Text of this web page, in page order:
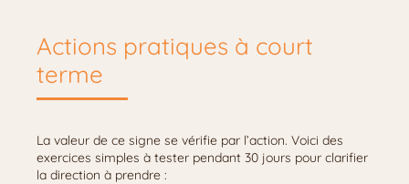
Actions pratiques à court
terme
La valeur de ce signe se vérifie par l’action. Voici des
exercices simples à tester pendant 30 jours pour clarifier
la direction à prendre :